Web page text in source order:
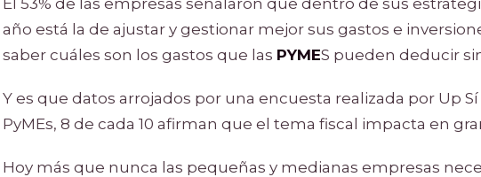
año está la de ajustar y gestionar mejor sus gastos e
saber cuáles son los gastos que las PYMES pueden deducir
Y es que datos arrojados por una encuesta realizada por Up
PyMEs, 8 de cada 10 afirman que el tema fiscal impacta en
Hoy más que nunca las pequeñas y medianas empresas